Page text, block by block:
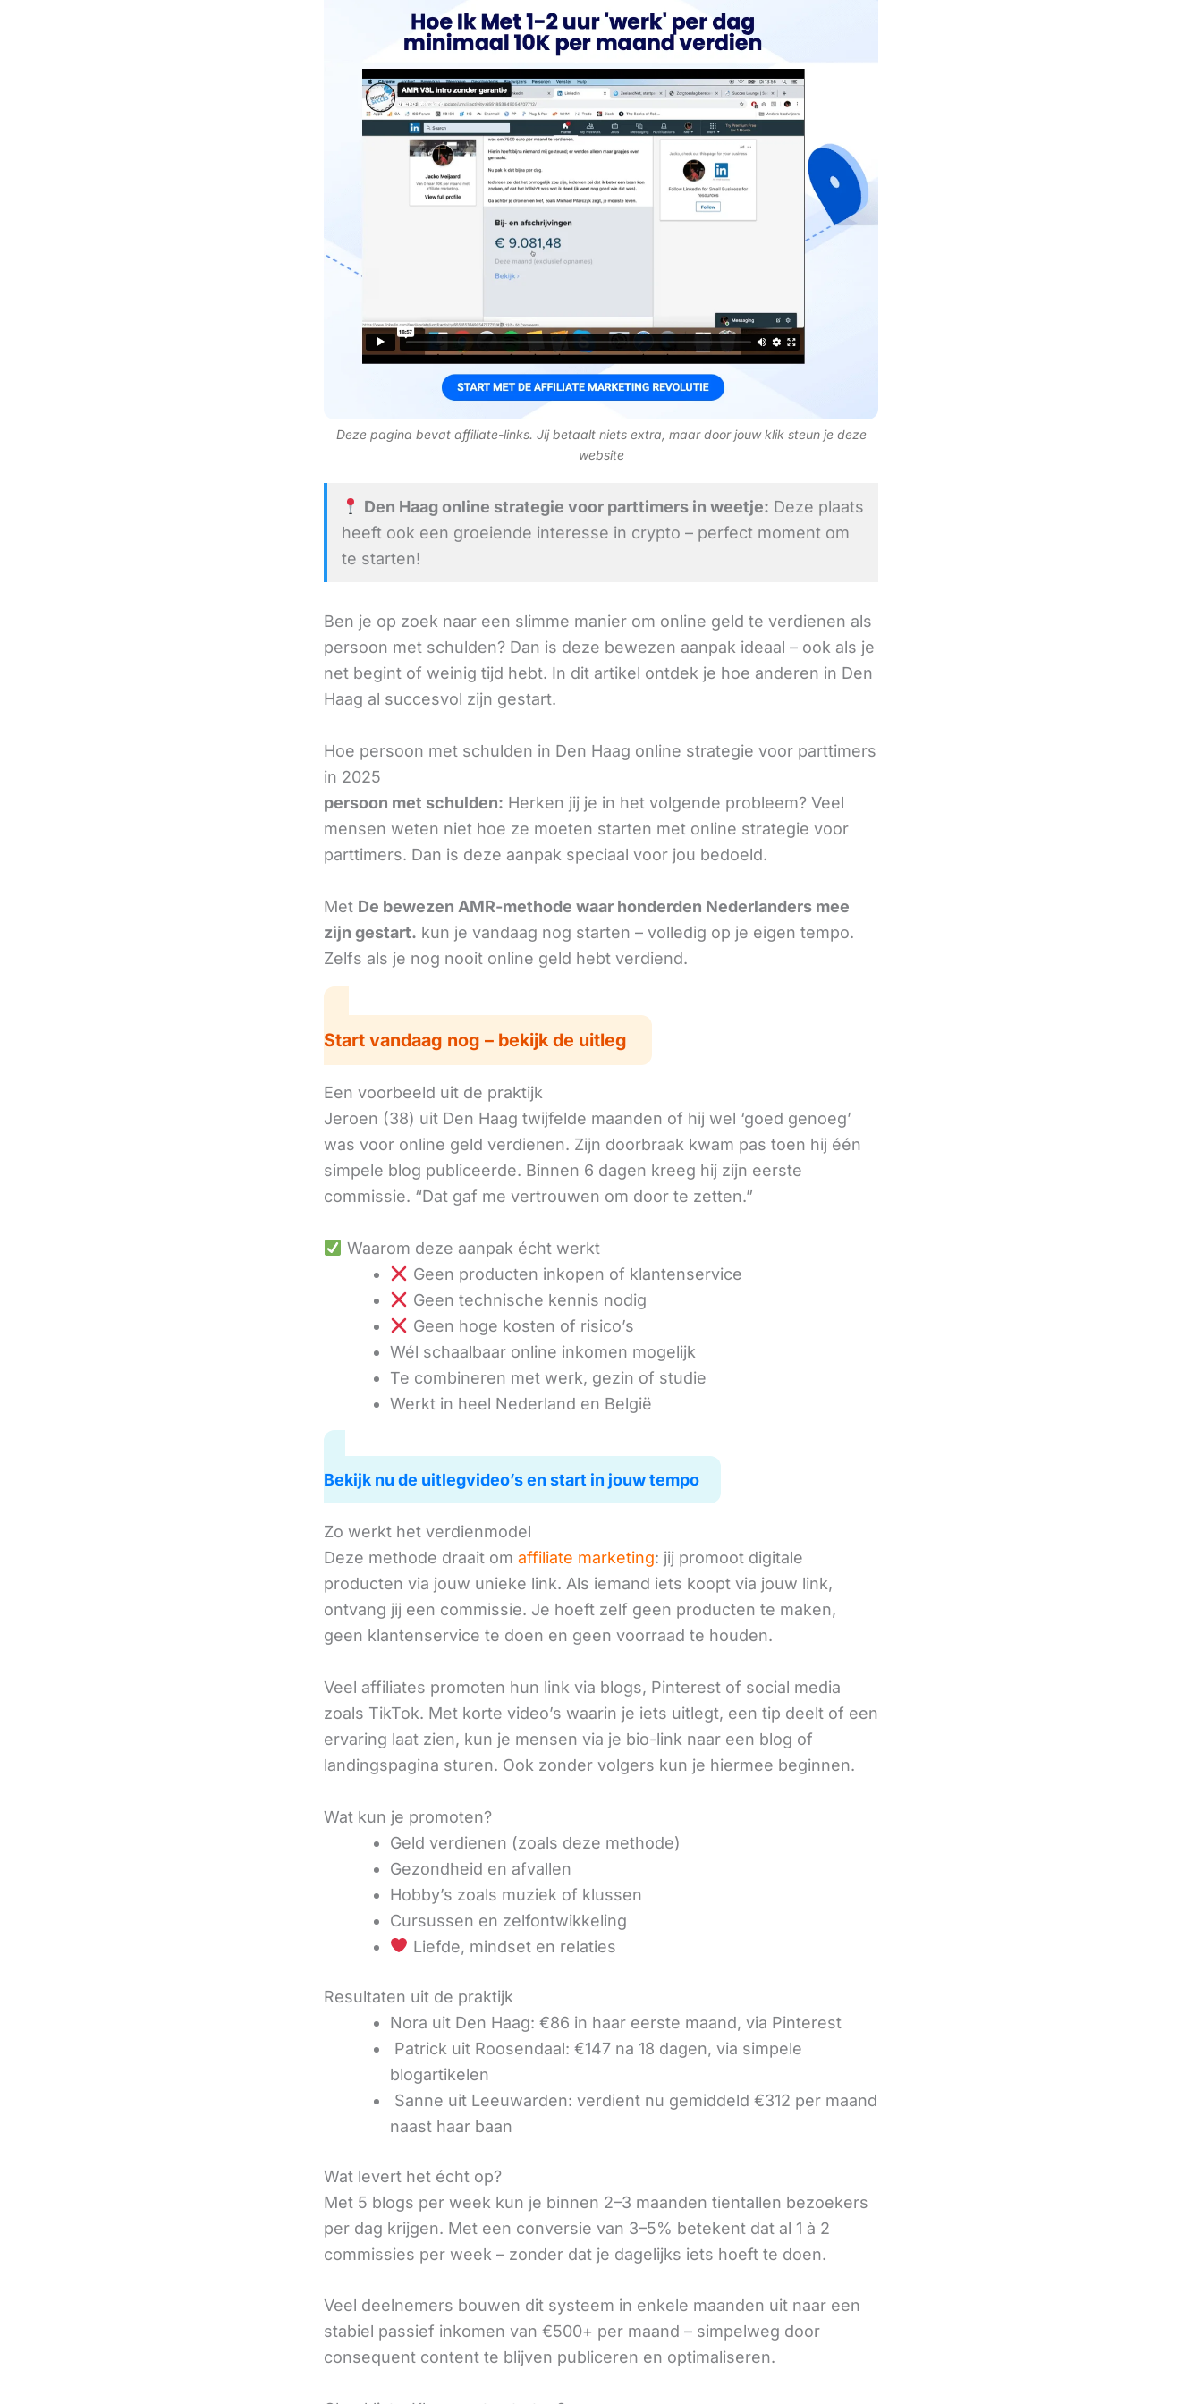
Deze pagina bevat affiliate-links. Jij betaalt niets extra, maar door jouw klik steun je deze
website
Den Haag online strategie voor parttimers in weetje: Deze plaats
heeft ook een groeiende interesse in crypto – perfect moment om
te starten!
Ben je op zoek naar een slimme manier om online geld te verdienen als
persoon met schulden? Dan is deze bewezen aanpak ideaal – ook als je
net begint of weinig tijd hebt. In dit artikel ontdek je hoe anderen in Den
Haag al succesvol zijn gestart.
Hoe persoon met schulden in Den Haag online strategie voor parttimers
in 2025
persoon met schulden: Herken jij je in het volgende probleem? Veel
mensen weten niet hoe ze moeten starten met online strategie voor
parttimers. Dan is deze aanpak speciaal voor jou bedoeld.
Met De bewezen AMR-methode waar honderden Nederlanders mee
zijn gestart. kun je vandaag nog starten – volledig op je eigen tempo.
Zelfs als je nog nooit online geld hebt verdiend.
Start vandaag nog – bekijk de uitleg
Een voorbeeld uit de praktijk
Jeroen (38) uit Den Haag twijfelde maanden of hij wel ‘goed genoeg’
was voor online geld verdienen. Zijn doorbraak kwam pas toen hij één
simpele blog publiceerde. Binnen 6 dagen kreeg hij zijn eerste
commissie. “Dat gaf me vertrouwen om door te zetten.”
Waarom deze aanpak écht werkt
Geen producten inkopen of klantenservice
Geen technische kennis nodig
Geen hoge kosten of risico’s
Wél schaalbaar online inkomen mogelijk
Te combineren met werk, gezin of studie
Werkt in heel Nederland en België
Bekijk nu de uitlegvideo’s en start in jouw tempo
Zo werkt het verdienmodel
Deze methode draait om affiliate marketing: jij promoot digitale
producten via jouw unieke link. Als iemand iets koopt via jouw link,
ontvang jij een commissie. Je hoeft zelf geen producten te maken,
geen klantenservice te doen en geen voorraad te houden.
Veel affiliates promoten hun link via blogs, Pinterest of social media
zoals TikTok. Met korte video’s waarin je iets uitlegt, een tip deelt of een
ervaring laat zien, kun je mensen via je bio-link naar een blog of
landingspagina sturen. Ook zonder volgers kun je hiermee beginnen.
Wat kun je promoten?
Geld verdienen (zoals deze methode)
Gezondheid en afvallen
Hobby’s zoals muziek of klussen
Cursussen en zelfontwikkeling
Liefde, mindset en relaties
Resultaten uit de praktijk
Nora uit Den Haag: €86 in haar eerste maand, via Pinterest
‍ Patrick uit Roosendaal: €147 na 18 dagen, via simpele
blogartikelen
‍ Sanne uit Leeuwarden: verdient nu gemiddeld €312 per maand
naast haar baan
Wat levert het écht op?
Met 5 blogs per week kun je binnen 2–3 maanden tientallen bezoekers
per dag krijgen. Met een conversie van 3–5% betekent dat al 1 à 2
commissies per week – zonder dat je dagelijks iets hoeft te doen.
Veel deelnemers bouwen dit systeem in enkele maanden uit naar een
stabiel passief inkomen van €500+ per maand – simpelweg door
consequent content te blijven publiceren en optimaliseren.